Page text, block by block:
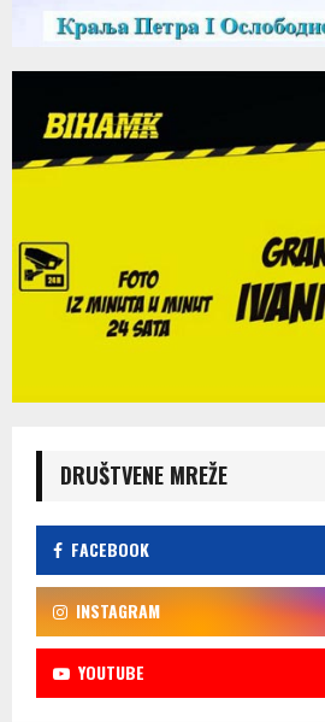
DRUŠTVENE MREŽE
FACEBOOK
INSTAGRAM
YOUTUBE